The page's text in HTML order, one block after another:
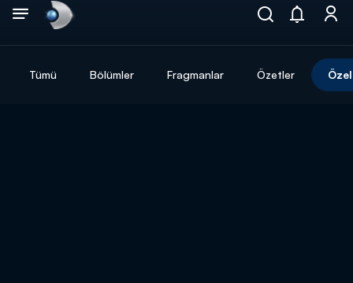
Tümü Bölümler Fragmanlar Özetler